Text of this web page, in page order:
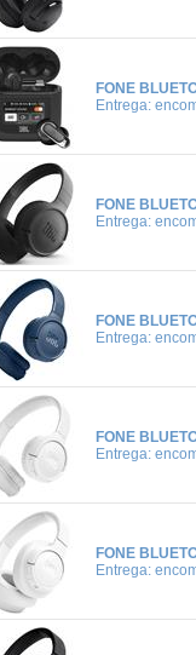
FONE
Entrega:
FONE
Entrega:
FONE
Entrega:
FONE
Entrega:
FONE
Entrega: